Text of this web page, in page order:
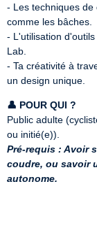
- Les techniques
comme les bâches.
- L'utilisation
Lab.
- Ta créativité à
un design unique.
👤 POUR QUI ?
Public adulte
Pré-requis : Avoir
coudre, ou savoir
autonome.